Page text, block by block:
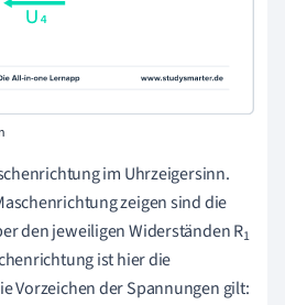
im Uhrzeigersinn.
zeigen sind die
den jeweiligen Widerständen R1
ist hier die
Vorzeichen der Spannungen gilt: